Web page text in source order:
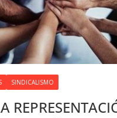
SINDICALISMO